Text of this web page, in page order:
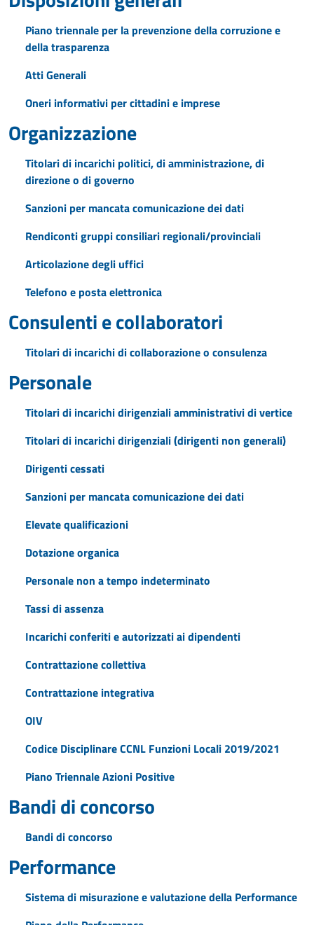
Piano triennale per la prevenzione della corruzione e
della trasparenza
Atti Generali
Oneri informativi per cittadini e imprese
Organizzazione
Titolari di incarichi politici, di amministrazione, di
direzione o di governo
Sanzioni per mancata comunicazione dei dati
Rendiconti gruppi consiliari regionali/provinciali
Articolazione degli uffici
Telefono e posta elettronica
Consulenti e collaboratori
Titolari di incarichi di collaborazione o consulenza
Personale
Titolari di incarichi dirigenziali amministrativi di vertice
Titolari di incarichi dirigenziali (dirigenti non generali)
Dirigenti cessati
Sanzioni per mancata comunicazione dei dati
Elevate qualificazioni
Dotazione organica
Personale non a tempo indeterminato
Tassi di assenza
Incarichi conferiti e autorizzati ai dipendenti
Contrattazione collettiva
Contrattazione integrativa
OIV
Codice Disciplinare CCNL Funzioni Locali 2019/2021
Piano Triennale Azioni Positive
Bandi di concorso
Bandi di concorso
Performance
Sistema di misurazione e valutazione della Performance